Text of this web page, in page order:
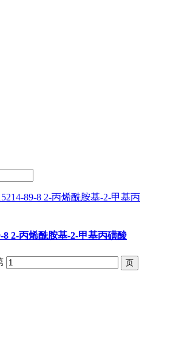
8 2-丙烯酰胺基-2-甲基丙磺酸